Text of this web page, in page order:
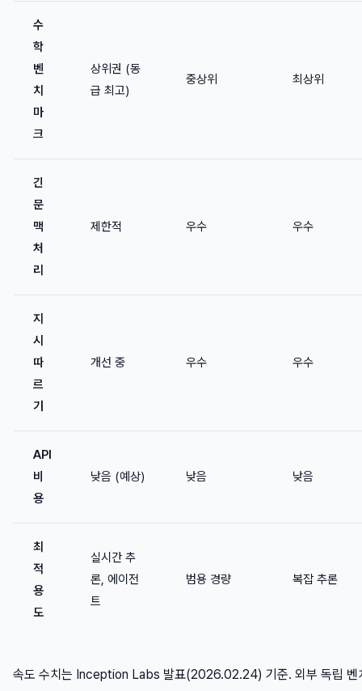
수
학
벤
치
마
크
상위권 (동
급 최고)
중상위 최상위
긴
문
맥
처
리
제한적 우수 우수
지
시
따
르
기
개선 중 우수 우수
API
비
용
낮음 (예상) 낮음 낮음
최
적
용
도
실시간 추
론, 에이전
트
범용 경량 복잡 추론
속도 수치는 Inception Labs 발표(2026.02.24) 기준. 외부 독립 벤